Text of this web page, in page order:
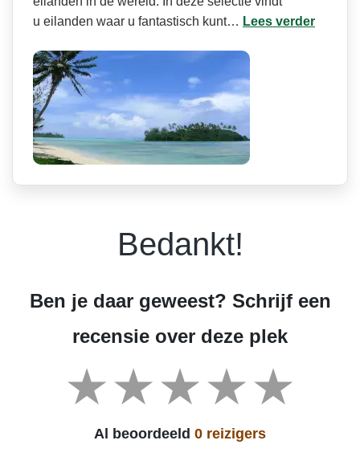
u eilanden waar u fantastisch kunt… Lees verder
Bedankt!
Ben je daar geweest? Schrijf een
recensie over deze plek
Al beoordeeld 0 reizigers